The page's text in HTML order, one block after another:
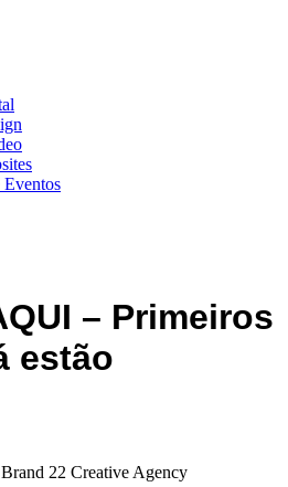
Eventos
– Primeiros
estão